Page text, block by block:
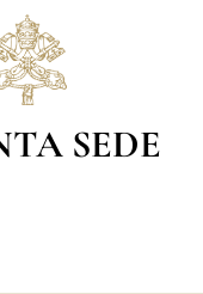
SEDE